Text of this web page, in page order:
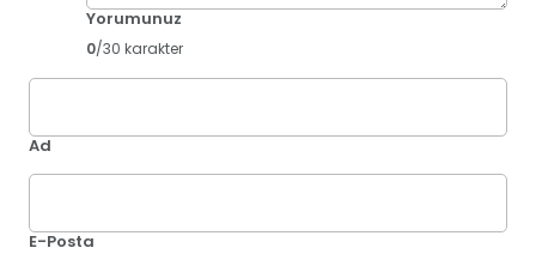
Yorumunuz
0/30 karakter
Ad
E-Posta